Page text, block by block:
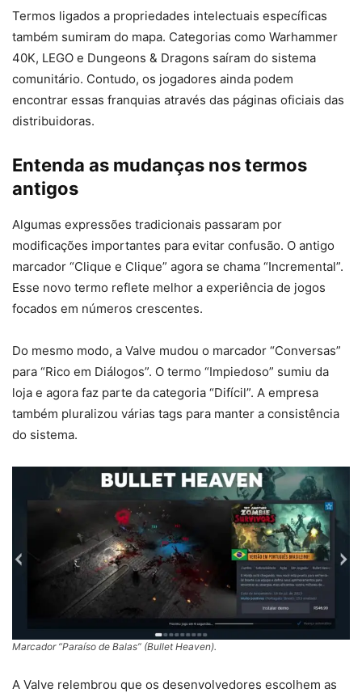
Termos ligados a propriedades intelectuais específicas
também sumiram do mapa. Categorias como Warhammer
40K, LEGO e Dungeons & Dragons saíram do sistema
comunitário. Contudo, os jogadores ainda podem
encontrar essas franquias através das páginas oficiais das
distribuidoras.
Entenda as mudanças nos termos
antigos
Algumas expressões tradicionais passaram por
modificações importantes para evitar confusão. O antigo
marcador “Clique e Clique” agora se chama “Incremental”.
Esse novo termo reflete melhor a experiência de jogos
focados em números crescentes.
Do mesmo modo, a Valve mudou o marcador “Conversas”
para “Rico em Diálogos”. O termo “Impiedoso” sumiu da
loja e agora faz parte da categoria “Difícil”. A empresa
também pluralizou várias tags para manter a consistência
do sistema.
Marcador “Paraíso de Balas” (Bullet Heaven).
A Valve relembrou que os desenvolvedores escolhem as